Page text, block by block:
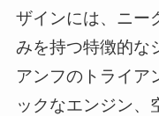
ザインには、ニー
みを持つ特徴的な
アンフのトライア
ックなエンジン、